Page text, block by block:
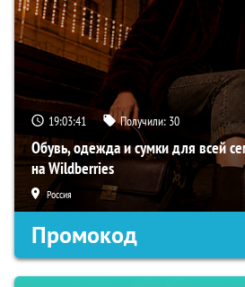
19:03:40 Получили: 30
Обувь, одежда и сумки для всей
на Wildberries
Россия
Промокод